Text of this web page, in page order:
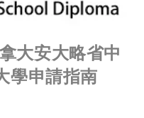
大安大略省中
學申請指南